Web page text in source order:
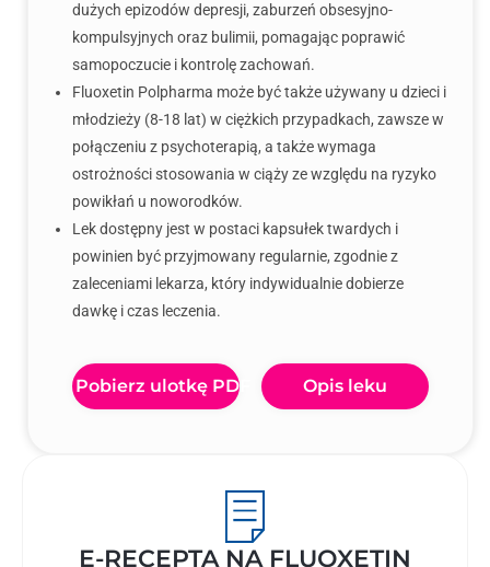
dużych epizodów depresji, zaburzeń obsesyjno-
kompulsyjnych oraz bulimii, pomagając poprawić
samopoczucie i kontrolę zachowań.
Fluoxetin Polpharma może być także używany u dzieci i
młodzieży (8-18 lat) w ciężkich przypadkach, zawsze w
połączeniu z psychoterapią, a także wymaga
ostrożności stosowania w ciąży ze względu na ryzyko
powikłań u noworodków.
Lek dostępny jest w postaci kapsułek twardych i
powinien być przyjmowany regularnie, zgodnie z
zaleceniami lekarza, który indywidualnie dobierze
dawkę i czas leczenia.
Pobierz ulotkę PDF Opis leku
E-RECEPTA NA FLUOXETIN